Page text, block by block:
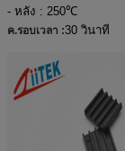
- หลัง : 250℃
ค.รอบเวลา :30 วินาที